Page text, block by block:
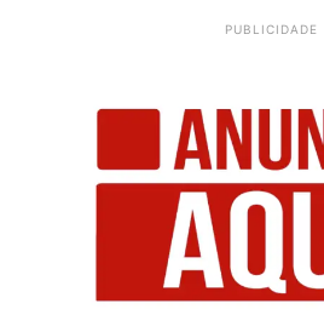
PUBLICIDADE